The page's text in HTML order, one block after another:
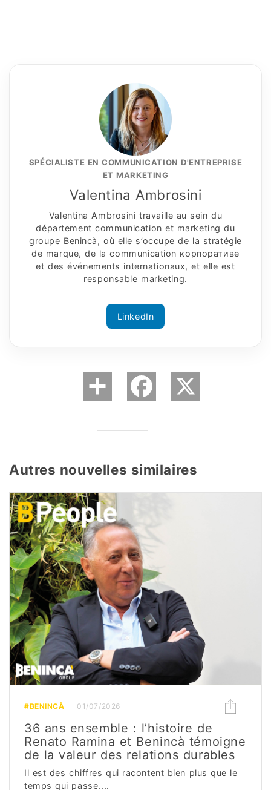
SPÉCIALISTE EN COMMUNICATION D'ENTREPRISE
ET MARKETING
Valentina Ambrosini
Valentina Ambrosini travaille au sein du
département communication et marketing du
groupe Benincà, où elle s’occupe de la stratégie
de marque, de la communication корпоративe
et des événements internationaux, et elle est
responsable marketing.
LinkedIn
Autres nouvelles similaires
#BENINCÀ 01/07/2026
36 ans ensemble : l’histoire de
Renato Ramina et Benincà témoigne
de la valeur des relations durables
Il est des chiffres qui racontent bien plus que le
temps qui passe....